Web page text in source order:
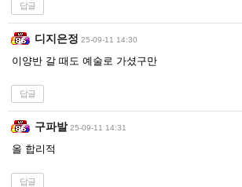
답글
디지은정 25-09-11 14:30
이양반 갈 때도 예술로 가셨구만
답글
구파발 25-09-11 14:31
올 합리적
답글